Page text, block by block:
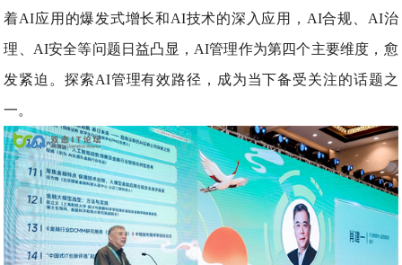
着AI应用的爆发式增长和AI技术的深入应用，AI合规、AI治
理、AI安全等问题日益凸显，AI管理作为第四个主要维度，愈
发紧迫。探索AI管理有效路径，成为当下备受关注的话题之
一。